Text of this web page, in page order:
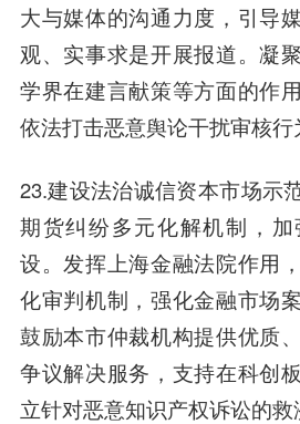
大与媒体的沟通力度，引导
观、实事求是开展报道。凝
学界在建言献策等方面的作
依法打击恶意舆论干扰审核行
23.建设法治诚信资本市场示
期货纠纷多元化解机制，
设。发挥上海金融法院作用
化审判机制，强化金融市场
鼓励本市仲裁机构提供优质
争议解决服务，支持在科创
立针对恶意知识产权诉讼的救